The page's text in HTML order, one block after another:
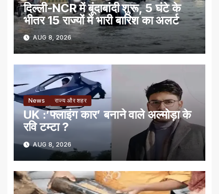
दिल्ली-NCR में बूंदाबांदी शुरू, 5 घंटे के
भीतर 15 राज्यों में भारी बारिश का अलर्ट
AUG 8, 2026
News राज्य और शहर
UK :’फ्लाइंग कार’ बनाने वाले अल्मोड़ा के
रवि टम्टा ?
AUG 8, 2026